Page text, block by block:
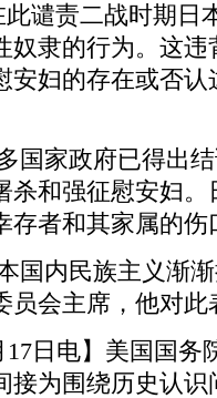
谴责二战时期日
奴隶的行为。这
安妇的存在或否
家政府已得出结
杀和强征慰安妇
存者和其家属的伤
内民族主义渐渐
员会主席，他对
日电】美国国务
接为围绕历史认